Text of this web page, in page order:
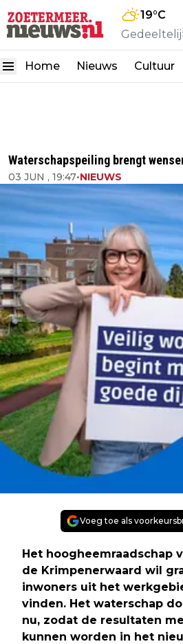
19°C
Home Nieuws Cultuur
Waterschapspeiling brengt
03 JUN , 19:47•NIEUWS
Voeg toe als
Het hoogheemraadschap
de Krimpenerwaard wil
inwoners uit het
vinden. Het waterschap
nu, zodat de resultaten
kunnen worden in het